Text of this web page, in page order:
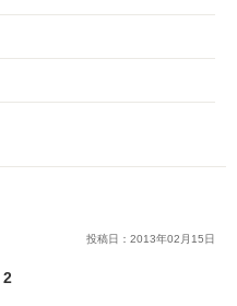
投稿日： 2013年02 月 15日
2